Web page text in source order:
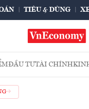
TIÊU & DÙNG
ĐẦU TƯTÀI CHÍNH